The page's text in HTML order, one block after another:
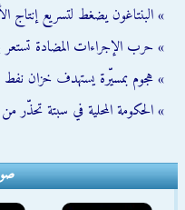
» البنتاغون يضغط لتسريع
» حرب الإجراءات المضادة تستعر
» هجوم بمسيّرة يستهدف خزان نفط
» الحكومة المحلية في سبتة تحذّر